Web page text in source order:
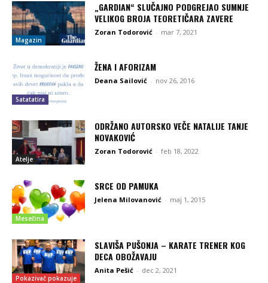
Magazin
„GARDIAN“ SLUČAJNO PODGREJAO SUMNJE
VELIKOG BROJA TEORETIČARA ZAVERE
Zoran Todorović - mar 7, 2021
Satatatira
ŽENA I AFORIZAM
Deana Sailović - nov 26, 2016
Atelje
ODRŽANO AUTORSKO VEČE NATALIJE TANJE
NOVAKOVIĆ
Zoran Todorović - feb 18, 2022
Mesečina
SRCE OD PAMUKA
Jelena Milovanović - maj 1, 2015
Pokazivač pokazuje
SLAVIŠA PUŠONJA – KARATE TRENER KOG
DECA OBOŽAVAJU
Anita Pešić - dec 2, 2021